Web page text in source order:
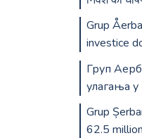
Grup
investice
Груп
улагања
Grup
62.5